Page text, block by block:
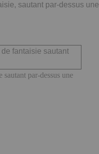
sautant par-dessus une
par-dessus une